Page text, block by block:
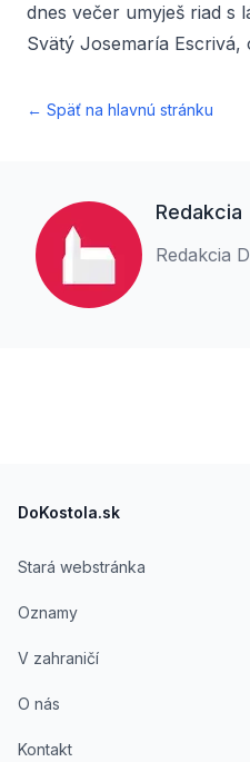
dnes večer umyješ riad s
Svätý Josemaría Escrivá,
← Späť na hlavnú stránku
Redakcia
Redakcia
DoKostola.sk
Stará webstránka
Oznamy
V zahraničí
O nás
Kontakt